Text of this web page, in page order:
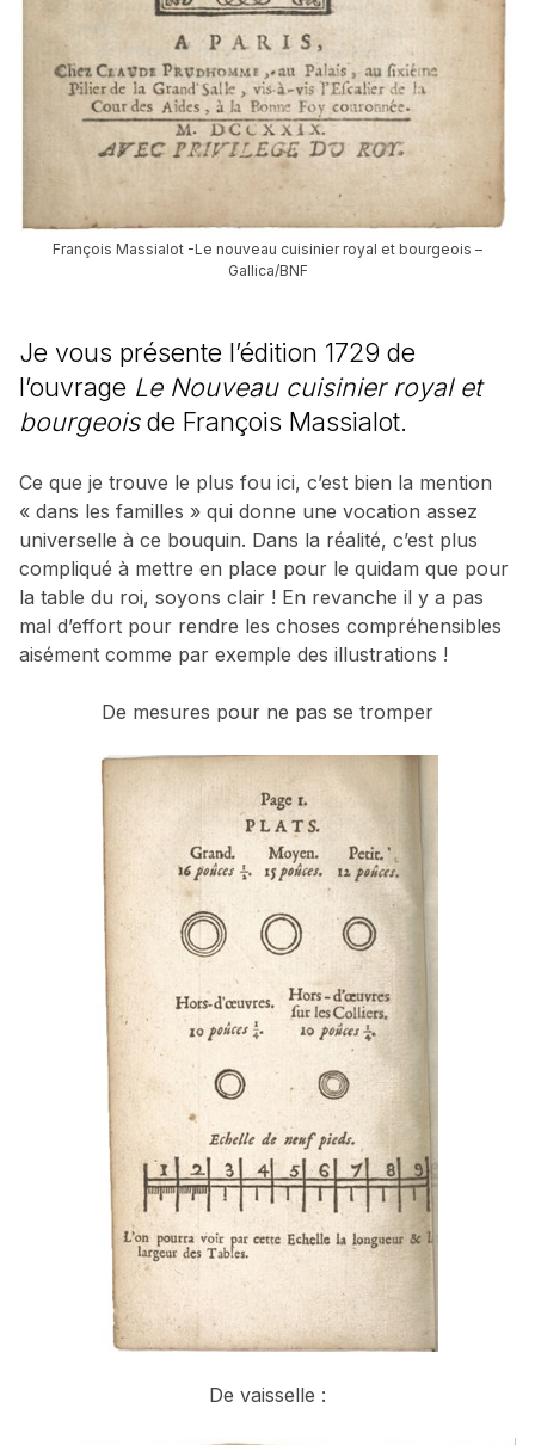
François Massialot -Le nouveau cuisinier royal et bourgeois –
Gallica/BNF
Je vous présente l’édition 1729 de
l’ouvrage Le Nouveau cuisinier royal et
bourgeoisde François Massialot.
Ce que je trouve le plus fou ici, c’est bien la mention
« dans les familles » qui donne une vocation assez
universelle à ce bouquin. Dans la réalité, c’est plus
compliqué à mettre en place pour le quidam que pour
la table du roi, soyons clair ! En revanche il y a pas
mal d’effort pour rendre les choses compréhensibles
aisément comme par exemple des illustrations !
De mesures pour ne pas se tromper
De vaisselle :